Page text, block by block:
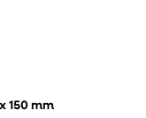
150 mm